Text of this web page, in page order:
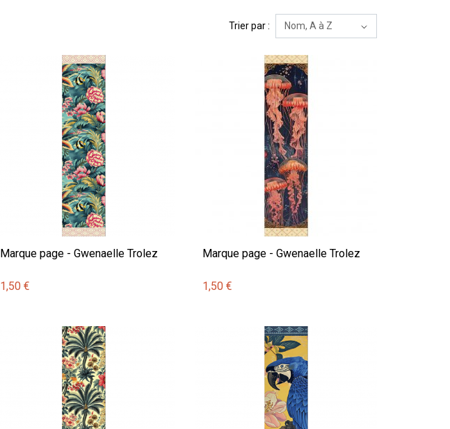
Trier par :
Marque page - Gwenaelle Trolez
1,50 €
Marque page - Gwenaelle Trolez
1,50 €